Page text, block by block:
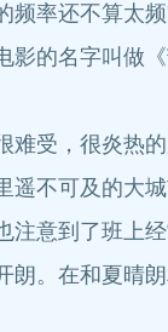
率还不算太频
的名字叫做《
受，很炎热的
遥不可及的大
意到了班上经
朗。在和夏晴